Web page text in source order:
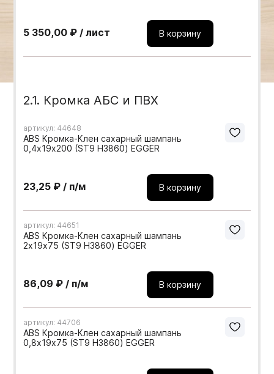
5 350,00 ₽ / лист В корзину
2.1. Кромка АБС и ПВХ
артикул: 44648
ABS Кромка-Клен сахарный шампань
0,4х19х200 (ST9 H3860) EGGER
23,25 ₽ / п/м В корзину
артикул: 44651
ABS Кромка-Клен сахарный шампань
2х19х75 (ST9 H3860) EGGER
86,09 ₽ / п/м В корзину
артикул: 44706
ABS Кромка-Клен сахарный шампань
0,8х19х75 (ST9 H3860) EGGER